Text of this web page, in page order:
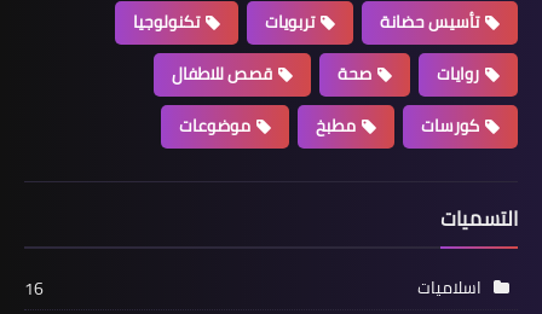
تأسيس حضانة
تربويات
تكنولوجيا
روايات
صحة
قصص للاطفال
كورسات
مطبخ موضوعات
التسميات
اسلاميات
16